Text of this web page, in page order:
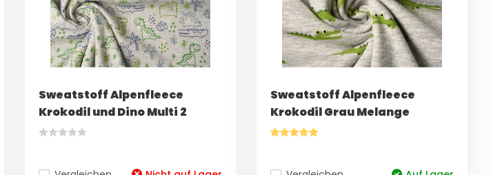
Sweatstoff Alpenfleece
Krokodil und Dino Multi 2
Sweatstoff Alpenfleece
Krokodil Grau Melange